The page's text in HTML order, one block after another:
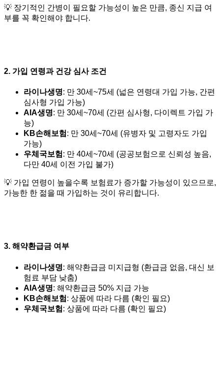
💡 장기적인 간병이 필요할 가능성이 높은 만큼, 종신 지급 여
부를 꼭 확인해야 합니다.
2. 가입 연령과 건강 심사 조건
라이나생명: 만 30세~75세 (넓은 연령대 가입 가능, 간편
심사형 가입 가능)
AIA생명: 만 30세~70세 (간편 심사형, 다이렉트 가입 가
능)
KB손해보험 : 만 30세~70세 (유병자 및 고령자도 가입
가능)
우체국보험 : 만 40세~70세 (공공보험으로 신뢰성 높음,
다만 40세 이전 가입 불가)
💡 가입 연령이 높을수록 보험료가 증가할 가능성이 있으므로,
가능한 한 젊을 때 가입하는 것이 유리합니다.
3. 해약환급금 여부
라이나생명: 해약환급금 미지급형 (환급금 없음, 대신 보
험료 부담 낮춤)
AIA생명: 해약환급금 50% 지급 가능
KB손해보험 : 상품에 따라 다름 (확인 필요)
우체국보험 : 상품에 따라 다름 (확인 필요)